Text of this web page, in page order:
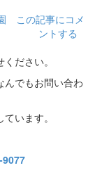
この記事にコメ
ントする
ださい。
んでもお問い合わ
います。
9077